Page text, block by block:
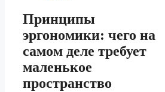
Принципы
эргономики: чего на
самом деле требует
маленькое
пространство